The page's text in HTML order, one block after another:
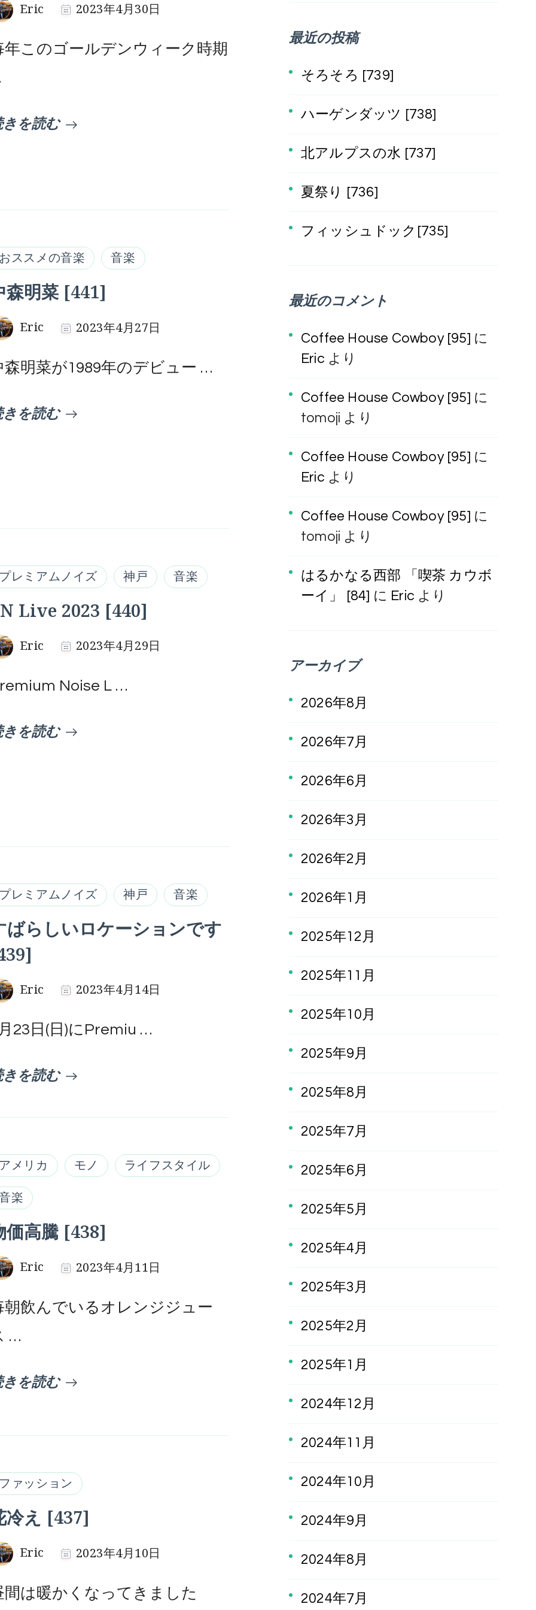
Eric 2023年4月30日
年このゴールデンウィーク時期
を読む
ススメの音楽 音楽
森明菜 [441]
Eric 2023年4月27日
森明菜が1989年のデビュー …
を読む
レミアムノイズ 神戸 音楽
Live 2023 [440]
Eric 2023年4月29日
Noise L …
を読む
レミアムノイズ 神戸 音楽
ばらしいロケーションです
Eric 2023年4月14日
23日(日)にPremiu …
を読む
メリカ モノ ライフスタイル
楽
価高騰 [438]
Eric 2023年4月11日
朝飲んでいるオレンジジュー
…
を読む
ァッション
冷え [437]
Eric 2023年4月10日
間は暖かくなってきました
最近の投稿
そろそろ [739]
ハーゲンダッツ [738]
北アルプスの水 [737]
夏祭り [736]
フィッシュドック[735]
最近のコメント
Coffee House Cowboy [95] に
Eric より
Coffee House Cowboy [95] に
tomoji より
Coffee House Cowboy [95] に
Eric より
Coffee House Cowboy [95] に
tomoji より
はるかなる西部 「喫茶 カウボ
ーイ」 [84] に Eric より
アーカイブ
2026年8月
2026年7月
2026年6月
2026年3月
2026年2月
2026年1月
2025年12月
2025年11月
2025年10月
2025年9月
2025年8月
2025年7月
2025年6月
2025年5月
2025年4月
2025年3月
2025年2月
2025年1月
2024年12月
2024年11月
2024年10月
2024年9月
2024年8月
2024年7月